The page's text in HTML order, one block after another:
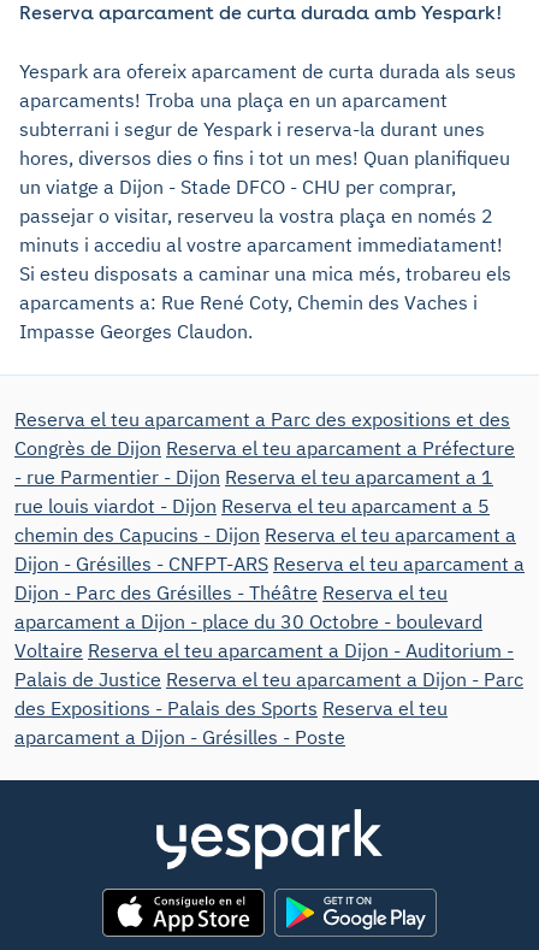
Reserva aparcament de curta durada amb Yespark!
Yespark ara ofereix aparcament de curta durada als seus
aparcaments! Troba una plaça en un aparcament
subterrani i segur de Yespark i reserva-la durant unes
hores, diversos dies o fins i tot un mes! Quan planifiqueu
un viatge a Dijon - Stade DFCO - CHU per comprar,
passejar o visitar, reserveu la vostra plaça en només 2
minuts i accediu al vostre aparcament immediatament!
Si esteu disposats a caminar una mica més, trobareu els
aparcaments a: Rue René Coty, Chemin des Vaches i
Impasse Georges Claudon.
Reserva el teu aparcament a Parc des expositions et des
Congrès de Dijon Reserva el teu aparcament a Préfecture
- rue Parmentier - Dijon Reserva el teu aparcament a 1
rue louis viardot - Dijon Reserva el teu aparcament a 5
chemin des Capucins - Dijon Reserva el teu aparcament a
Dijon - Grésilles - CNFPT-ARS Reserva el teu aparcament a
Dijon - Parc des Grésilles - Théâtre Reserva el teu
aparcament a Dijon - place du 30 Octobre - boulevard
Voltaire Reserva el teu aparcament a Dijon - Auditorium -
Palais de Justice Reserva el teu aparcament a Dijon - Parc
des Expositions - Palais des Sports Reserva el teu
aparcament a Dijon - Grésilles - Poste